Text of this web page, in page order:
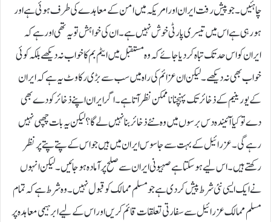
چاہئیں ۔جو پیش رفت ایران اور امریکہ میں امن کے معاہدے کی طرف ہوئی ہے اور
ہو رہی ہے اس میں تیسری پارٹی خوش نہیں ہے۔ ان کی خواہش تو یہ تھی اور ہے کہ
ایران کو اس حد تک تباہ کر دیا جائے کہ وہ مستقبل میں ایٹم بم کا خواب نہ دیکھے بلکہ کوئی
خواب بھی نہ دیکھے۔ لیکن ان عزائم کی راہ میں سب سے بڑی رکاوٹ یہ ہے کہ ایران
کے یورینیم کے ذخائر تک پہنچنا نا ممکن نظر آتا ہے۔اگر ایران اپنے ذخائر کو دے بھی
دے تو کیا آئیندہ دس برسوں میں وہ نئے ذخائر بنا نہیں لے گا؟ لیکن یہ بات چھپی نہیں
رہے گی۔ عزرائیل کے بہت سے جاسوس ایران میں ہیں جو اس کے پتےپتےپر نظر
رکھتے ہیں۔ اس لیے ہو سکتا ہے صہیونی ایران سے صلح پر آمادہ ہو جائیں۔ لیکن انہوں
نے ایک ایسی نئی شرط پیش کر دی ہے جو مسلم ممالک کو قبول نہیں ۔ وہ شرط ہے کہ تمام
مسلم ممالک عزرائیل سے سفارتی تعلقات قائم کریں اور اس کے لیے ابرہیمی معاہدہ پر